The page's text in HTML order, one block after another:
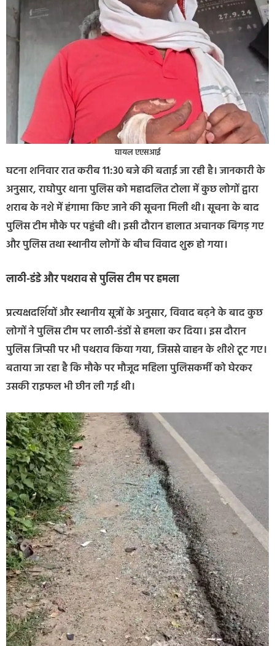
घायल एएसआई
घटना शनिवार रात करीब 11:30 बजे की बताई जा रही है। जानकारी के
अनुसार, राघोपुर थाना पुलिस को महादलित टोला में कुछ लोगों द्वारा
शराब के नशे में हंगामा किए जाने की सूचना मिली थी। सूचना के बाद
पुलिस टीम मौके पर पहुंची थी। इसी दौरान हालात अचानक बिगड़ गए
और पुलिस तथा स्थानीय लोगों के बीच विवाद शुरू हो गया।
लाठी-डंडे और पथराव से पुलिस टीम पर हमला
प्रत्यक्षदर्शियों और स्थानीय सूत्रों के अनुसार, विवाद बढ़ने के बाद कुछ
लोगों ने पुलिस टीम पर लाठी-डंडों से हमला कर दिया। इस दौरान
पुलिस जिप्सी पर भी पथराव किया गया, जिससे वाहन के शीशे टूट गए।
बताया जा रहा है कि मौके पर मौजूद महिला पुलिसकर्मी को घेरकर
उसकी राइफल भी छीन ली गई थी।